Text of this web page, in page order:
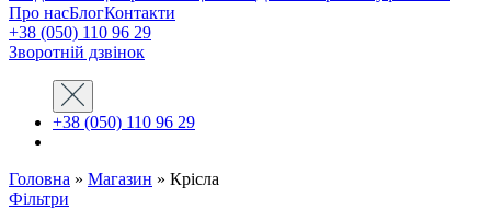
Про насБлогКонтакти
+38 (050) 110 96 29
Зворотній дзвінок
+38 (050) 110 96 29
Головна » Магазин » Крісла
Фільтри